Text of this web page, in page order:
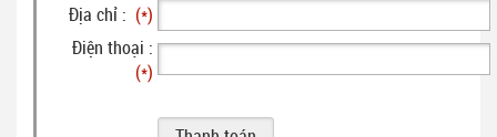
Địa chỉ : (*)
Điện thoại :
(*)